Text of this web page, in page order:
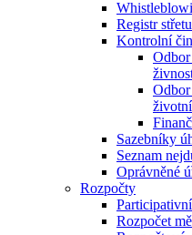
Registr
Kontrolní
Sazebníky
Seznam
Oprávněné
Rozpočty
Rozpočet